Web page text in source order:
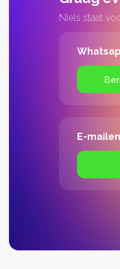
Niels staat
E-mailen